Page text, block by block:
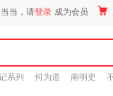
当，请登录 成为会员
系列 何为道 南明史